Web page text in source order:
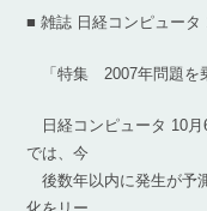
■ 雑誌 日経コンピュータ
「特集 2007年問題を
日経コンピュータ 10月
では、今
後数年以内に発生が予